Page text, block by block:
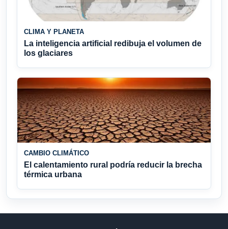
CLIMA Y PLANETA
La inteligencia artificial redibuja el volumen de
los glaciares
CAMBIO CLIMÁTICO
El calentamiento rural podría reducir la brecha
térmica urbana